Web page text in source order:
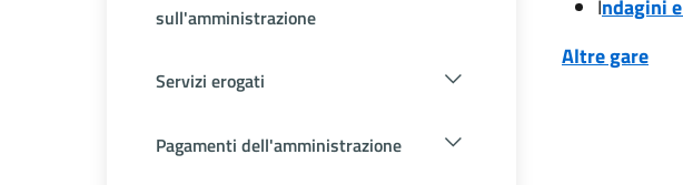
sull'amministrazione
Servizi erogati
Pagamenti dell'amministrazione
Indagini
Altre gare